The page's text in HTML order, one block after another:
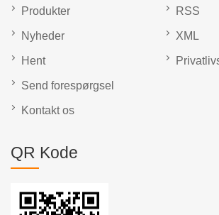
Produkter
Nyheder
Hent
Send forespørgsel
Kontakt os
RSS
XML
QR Kode